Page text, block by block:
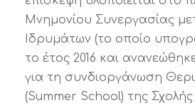
Μνημονίου Συνεργασίας
Ιδρυμάτων (το οποίο
το έτος 2016 και ανανεώθηκε
για τη συνδιοργάνωση
(Summer School) της